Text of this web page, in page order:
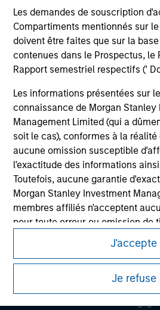
Les demandes de souscription
Compartiments mentionnés sur
doivent être faites que sur la
contenues dans le Prospectus, le
Rapport semestriel respectifs ('
Les informations présentées sur
connaissance de Morgan Stanley
Management Limited (qui a
soit le cas), conformes à la
aucune omission susceptible
l'exactitude des informations
Toutefois, aucune garantie
Morgan Stanley Investment
membres affiliés n'acceptent
pour toute erreur ou omission de
Les professionnels du secteur
de respecter certaines
empêcher l’utilisation de fonds
procédure d’identification des
J'accepte
Je refuse
Morgan Stanley
Morgan Stanley Careers